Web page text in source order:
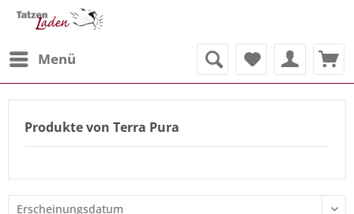
Menü
Produkte von Terra Pura